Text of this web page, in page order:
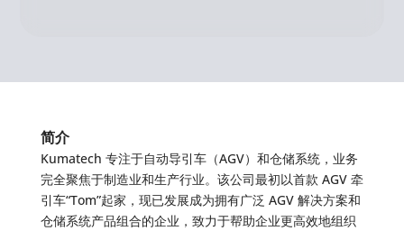
简介
Kumatech 专注于自动导引车（AGV）和仓储系统，业务
完全聚焦于制造业和生产行业。该公司最初以首款 AGV 牵
引车“Tom”起家，现已发展成为拥有广泛 AGV 解决方案和
仓储系统产品组合的企业，致力于帮助企业更高效地组织